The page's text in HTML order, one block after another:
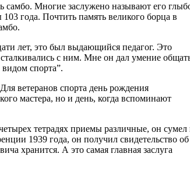
самбо. Многие заслужено называют его
года. Почтить память великого борца в
лет, это был выдающийся педагог. Это
с ним. Мне он дал умение
спорта”.
ветеранов спорта день рождения
мастера, но и день, когда вспоминают
тетрадях приемы различные, он сумел
1939 года, он получил свидетельство об
хранится. А это самая главная заслуга